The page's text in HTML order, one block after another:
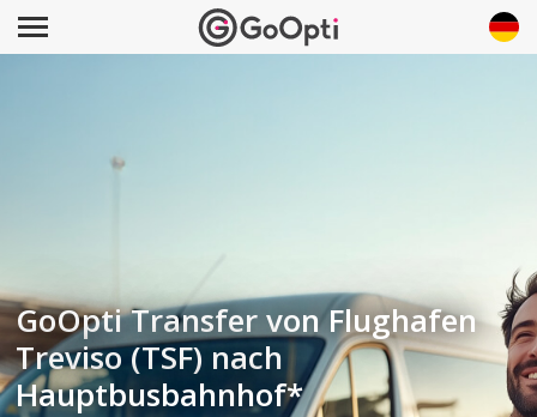
GoOpti Transfer von Flughafen
Treviso (TSF) nach
Hauptbusbahnhof*